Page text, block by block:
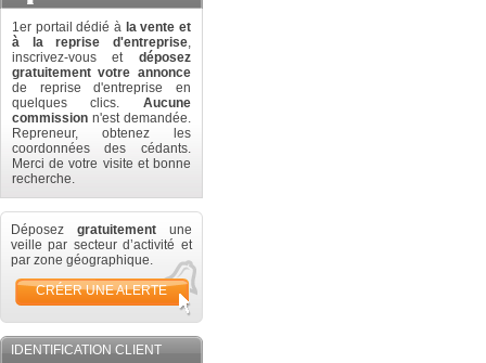
1er portail dédié à la vente et
à la reprise d'entreprise,
inscrivez-vous et déposez
gratuitement votre annonce
de reprise d'entreprise en
quelques clics. Aucune
commission n'est demandée.
Repreneur, obtenez les
coordonnées des cédants.
Merci de votre visite et bonne
recherche.
Déposez gratuitement une
veille par secteur d’activité et
par zone géographique.
CRÉER UNE ALERTE
IDENTIFICATION CLIENT